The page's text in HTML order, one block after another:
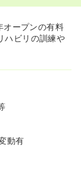
リエーション
お仕事ができ
とができます
ています。
すすめで
！教育担当
ただけます！
要な知識を
ープンの有料
ハビリの訓練や
動有